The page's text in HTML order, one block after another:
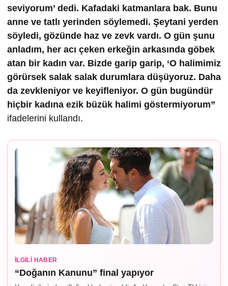
seviyorum’ dedi. Kafadaki katmanlara bak. Bunu
anne ve tatlı yerinden söylemedi. Şeytani yerden
söyledi, gözünde haz ve zevk vardı. O gün şunu
anladım, her acı çeken erkeğin arkasında göbek
atan bir kadın var. Bizde garip garip, ‘O halimimiz
görürsek salak salak durumlara düşüyoruz. Daha
da zevkleniyor ve keyifleniyor. O gün bugündür
hiçbir kadına ezik büzük halimi göstermiyorum”
ifadelerini kullandı.
İLGILI HABER
“Doğanın Kanunu” final yapıyor